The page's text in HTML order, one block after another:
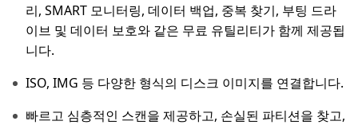
리, SMART 모니터링, 데이터 백업, 중복 찾기, 부팅 드라
이브 및 데이터 보호와 같은 무료 유틸리티가 함께 제공됩
니다.
ISO, IMG 등 다양한 형식의 디스크 이미지를 연결합니다.
빠르고 심층적인 스캔을 제공하고, 손실된 파티션을 찾고,